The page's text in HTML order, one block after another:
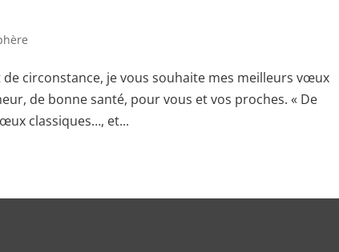
de circonstance, je vous souhaite mes meilleurs vœux
de bonne santé, pour vous et vos proches. « De
classiques…, et...